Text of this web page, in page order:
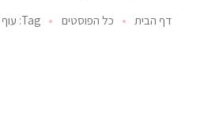
דף הבית כל הפוסטים Tag: עוף ובטטה בתנור